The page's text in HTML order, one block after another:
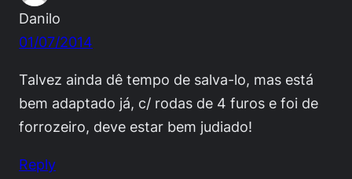
Danilo
01/07/2014
Talvez ainda dê tempo de salva-lo, mas está
bem adaptado já, c/ rodas de 4 furos e foi de
forrozeiro, deve estar bem judiado!
Reply